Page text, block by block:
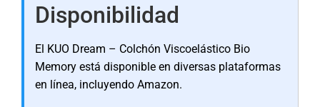
Disponibilidad
El KUO Dream – Colchón Viscoelástico Bio
Memory está disponible en diversas plataformas
en línea, incluyendo Amazon.